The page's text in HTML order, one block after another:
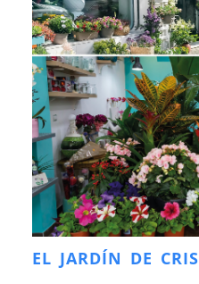
EL JARDÍN DE CRIS